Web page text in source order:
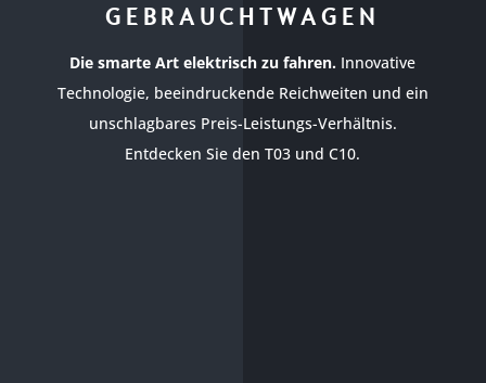
GEBRAUCHTWAGEN
Die smarte Art elektrisch zu fahren. Innovative
Technologie, beeindruckende Reichweiten und ein
unschlagbares Preis-Leistungs-Verhältnis.
Entdecken Sie den T03 und C10.